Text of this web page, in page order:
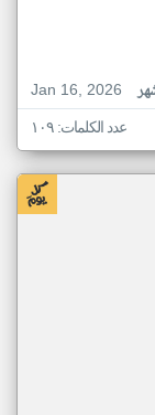
Jan 16, 2026
عدد الكلمات: ١٠٩